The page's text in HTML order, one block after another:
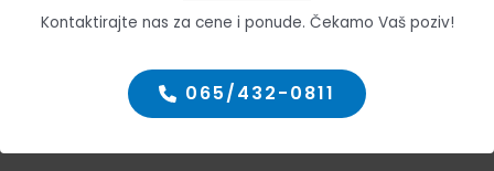
Kontaktirajte nas za cene i ponude. Čekamo Vaš poziv!
065/432-0811